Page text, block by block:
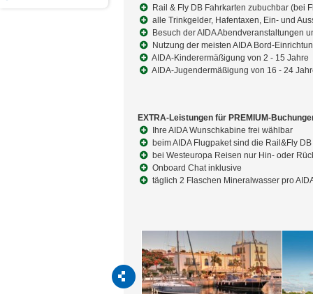
Rail & Fly DB Fahrkarten zubuchbar (bei
alle Trinkgelder, Hafentaxen, Ein- und
Besuch der AIDA Abendveranstaltungen
Nutzung der meisten AIDA Bord-
AIDA-Kinderermäßigung von 2 - 15 Jahre
AIDA-Jugendermäßigung von 16 - 24
EXTRA-Leistungen für PREMIUM-
Ihre AIDA Wunschkabine frei wählbar
beim AIDA Flugpaket sind die Rail&Fly
bei Westeuropa Reisen nur Hin- oder
Onboard Chat inklusive
täglich 2 Flaschen Mineralwasser pro